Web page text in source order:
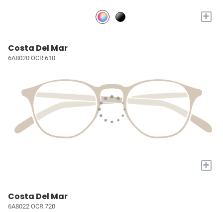
+
Costa Del Mar
6A8020 OCR 610
+
Costa Del Mar
6A8022 OCR 720